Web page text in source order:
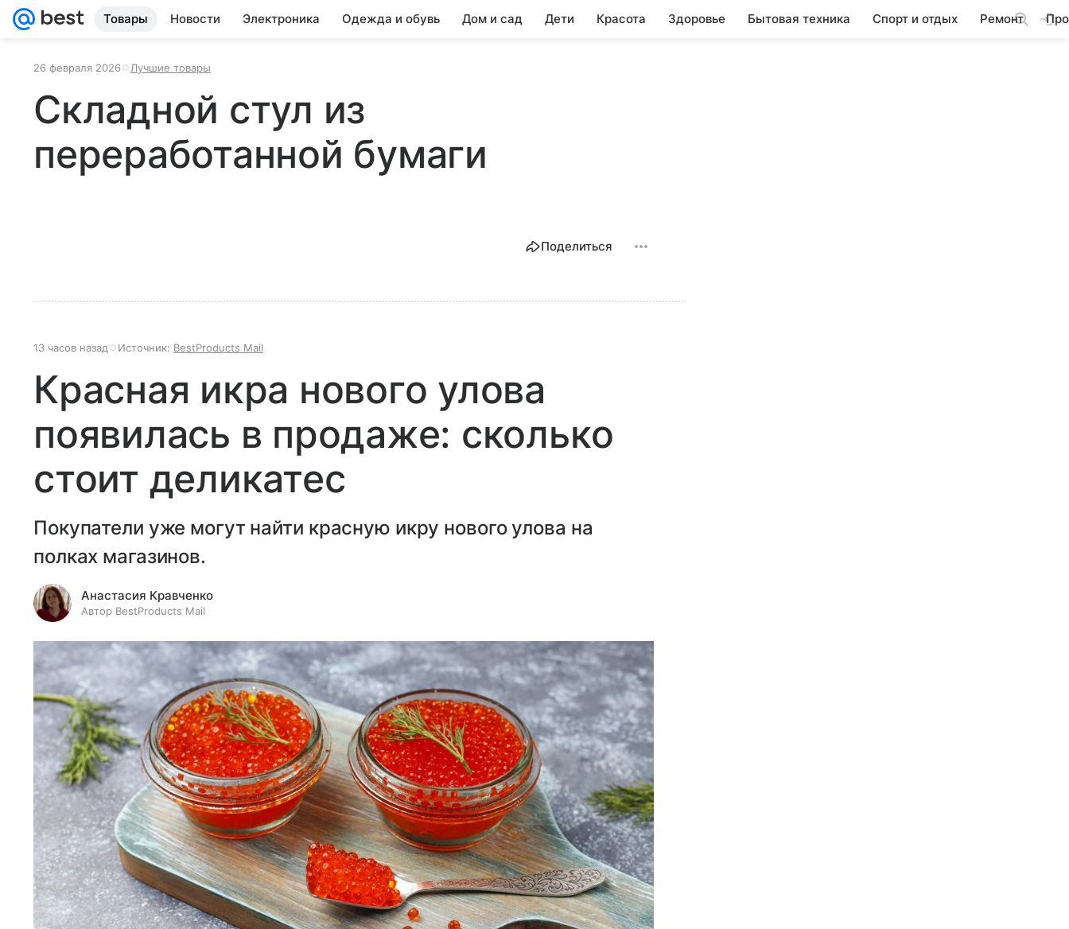
Товары Новости Электроника Одежда и обувь Дом и сад Дети Красота Здоровье Бытовая техника Спорт и отдых Ремонт
26 февраля 2026 Лучшие товары
Складной стул из
переработанной бумаги
Поделиться
13 часов назад Источник: BestProducts Mail
Красная икра нового улова
появилась в продаже: сколько
стоит деликатес
Покупатели уже могут найти красную икру нового улова на
полках магазинов.
Анастасия Кравченко
Автор BestProducts Mail